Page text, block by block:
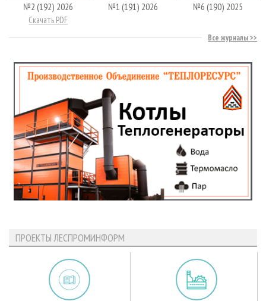
№2 (192) 2026
Скачать PDF
№1 (191) 2026 №6 (190) 2025
Все журналы
ПРОЕКТЫ ЛЕСПРОМИНФОРМ